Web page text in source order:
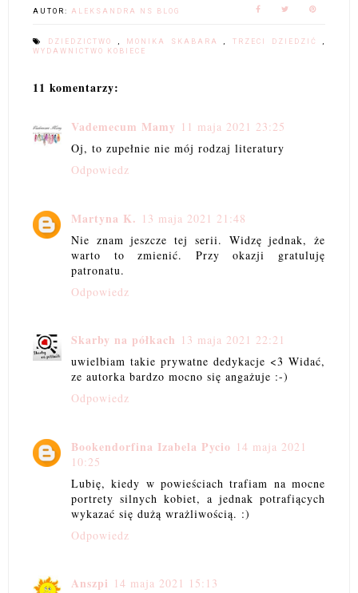
AUTOR: ALEKSANDRA NS BLOG
DZIEDZICTWO , MONIKA SKABARA, TRZECI DZIEDZIĆ ,
WYDAWNICTWO KOBIECE
11 komentarzy:
Vademecum Mamy 11 maja 2021 23:25
Oj, to zupełnie nie mój rodzaj literatury
Odpowiedz
Martyna K. 13 maja 2021 21:48
Nie znam jeszcze tej serii. Widzę jednak, że
warto to zmienić. Przy okazji gratuluję
patronatu.
Odpowiedz
Skarby na półkach 13 maja 2021 22:21
uwielbiam takie prywatne dedykacje <3 Widać,
ze autorka bardzo mocno się angażuje :-)
Odpowiedz
Bookendorfina Izabela Pycio 14 maja 2021
10:25
Lubię, kiedy w powieściach trafiam na mocne
portrety silnych kobiet, a jednak potrafiących
wykazać się dużą wrażliwością. :)
Odpowiedz
Anszpi 14 maja 2021 15:13